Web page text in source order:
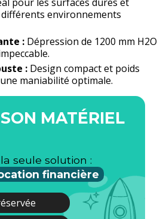
environnements
: Dépression de 1200 mm H2O
: Design compact et poids
maniabilité optimale.
MATÉRIEL
seule solution :
financière